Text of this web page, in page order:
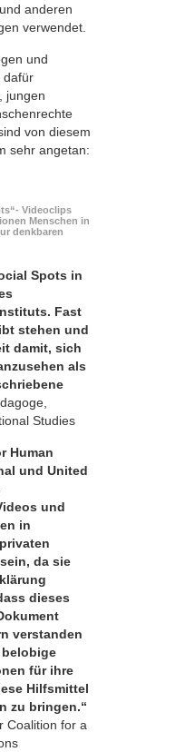
anderen
verwendet.
und
dafür
jungen
von diesem
sehr angetan:
Videoclips
Menschen in
denkbaren
Spots in
Fast
stehen und
damit, sich
als
Studies
Human
und United
und
in
da sie
dieses
verstanden
für ihre
Hilfsmittel
zu bringen.“
Coalition for a